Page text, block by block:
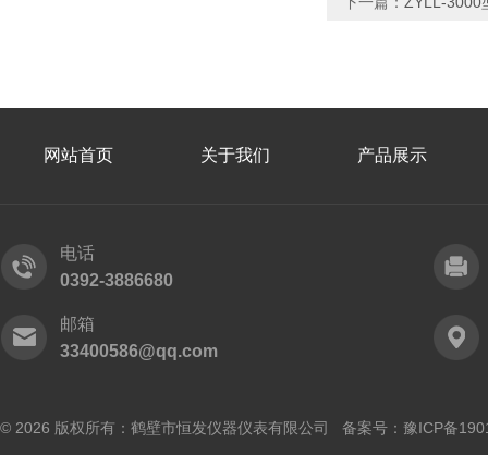
网站首页 关于我们 产品展示
电话
0392-3886680
邮箱
33400586@qq.com
© 2026 版权所有：鹤壁市恒发仪器仪表有限公司 备案号： 豫ICP备